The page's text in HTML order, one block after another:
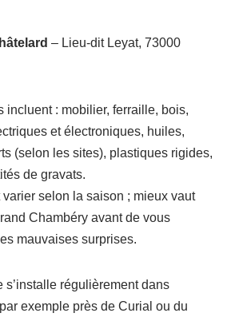
– Lieu-dit Leyat, 73000
incluent : mobilier, ferraille, bois,
et électroniques, huiles,
(selon les sites), plastiques rigides,
de gravats.
selon la saison ; mieux vaut
Chambéry avant de vous
mauvaises surprises.
s’installe régulièrement dans
exemple près de Curial ou du